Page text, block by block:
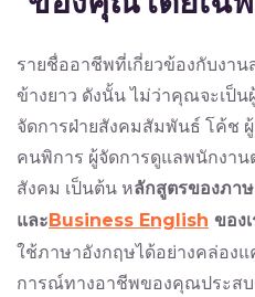
รายชื่ออาชีพที่เกี่ยวข้องกับงา
ข้างยาว ดังนั้น ไม่ว่าคุณจะเป็
จัดการฝ่ายสังคมสัมพันธ์ โค้ช
คนพิการ ผู้จัดการดูแลพนักงา
สังคม เป็นต้น หลักสูตรของภา
และBusiness English ของ
ใช้ภาษาอังกฤษได้อย่างคล่อง
การณ์ทางอาชีพของคุณประสบ